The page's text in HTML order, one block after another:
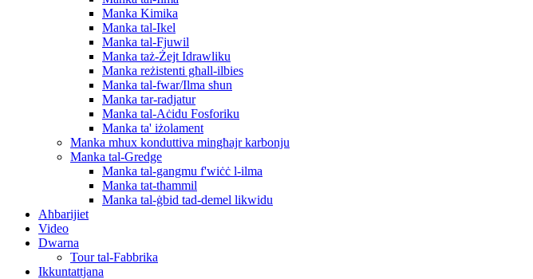
Manka Kimika
Manka tal-Ikel
Manka tal-Fjuwil
Manka taż-Żejt Idrawliku
Manka reżistenti għall-ilbies
Manka tal-fwar/Ilma sħun
Manka tar-radjatur
Manka tal-Aċidu Fosforiku
Manka ta' iżolament
Manka mhux konduttiva mingħajr karbonju
Manka tal-Gredge
Manka tal-gangmu f'wiċċ l-ilma
Manka tat-tħammil
Manka tal-ġbid tad-demel likwidu
Aħbarijiet
Video
Dwarna
Tour tal-Fabbrika
Ikkuntattjana